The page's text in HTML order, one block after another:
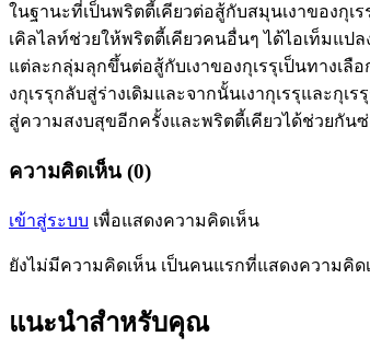
ในฐานะที่เป็นพริตตี้เคียวต่อสู้กับสมุนเงาของกุ
เคิลไลท์ช่วยให้พริตตี้เคียวคนอื่นๆ ได้ไอเท็มแ
แต่ละกลุ่มลุกขึ้นต่อสู้กับเงาของกุเรรุเป็นทางเ
งกุเรรุกลับสู่ร่างเดิมและจากนั้นเงากุเรรุและ
สู่ความสงบสุขอีกครั้งและพริตตี้เคียวได้ช่วยกั
ความคิดเห็น (0)
เข้าสู่ระบบ เพื่อแสดงความคิดเห็น
ยังไม่มีความคิดเห็น เป็นคนแรกที่แสดงความคิด
แนะนำสำหรับคุณ